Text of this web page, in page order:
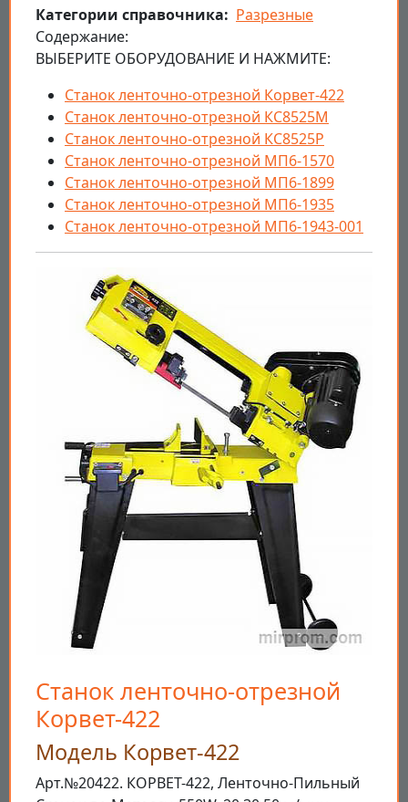
Категории справочника
Разрезные
Cодержание:
ВЫБЕРИТЕ ОБОРУДОВАНИЕ И НАЖМИТЕ:
Станок ленточно-отрезной Корвет-422
Станок ленточно-отрезной КС8525М
Станок ленточно-отрезной КС8525Р
Станок ленточно-отрезной МП6-1570
Станок ленточно-отрезной МП6-1899
Станок ленточно-отрезной МП6-1935
Станок ленточно-отрезной МП6-1943-001
Станок ленточно-отрезной
Корвет-422
Модель Корвет-422
Арт.№20422. КОРВЕТ-422, Ленточно-Пильный